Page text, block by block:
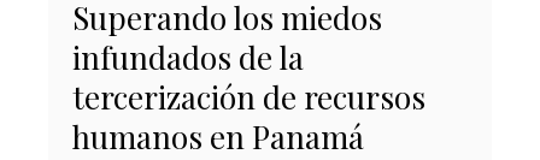
Superando los miedos
infundados de la
tercerización de recursos
humanos en Panamá